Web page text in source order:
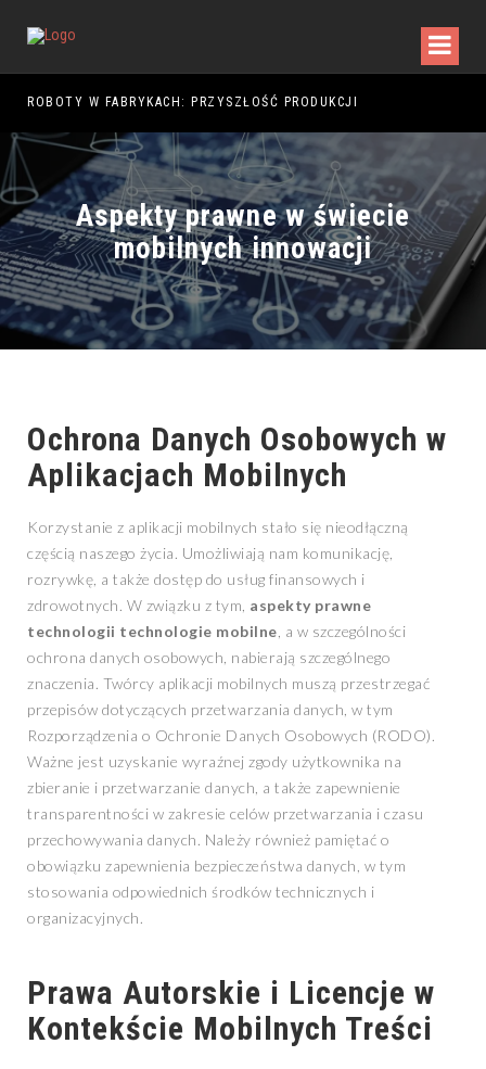
ROBOTY W FABRYKACH: PRZYSZŁOŚĆ PRODUKCJI
Aspekty prawne w świecie
mobilnych innowacji
Ochrona Danych Osobowych w
Aplikacjach Mobilnych
Korzystanie z aplikacji mobilnych stało się nieodłączną
częścią naszego życia. Umożliwiają nam komunikację,
rozrywkę, a także dostęp do usług finansowych i
zdrowotnych. W związku z tym, aspekty prawne
technologii technologie mobilne , a w szczególności
ochrona danych osobowych, nabierają szczególnego
znaczenia. Twórcy aplikacji mobilnych muszą przestrzegać
przepisów dotyczących przetwarzania danych, w tym
Rozporządzenia o Ochronie Danych Osobowych (RODO).
Ważne jest uzyskanie wyraźnej zgody użytkownika na
zbieranie i przetwarzanie danych, a także zapewnienie
transparentności w zakresie celów przetwarzania i czasu
przechowywania danych. Należy również pamiętać o
obowiązku zapewnienia bezpieczeństwa danych, w tym
stosowania odpowiednich środków technicznych i
organizacyjnych.
Prawa Autorskie i Licencje w
Kontekście Mobilnych Treści